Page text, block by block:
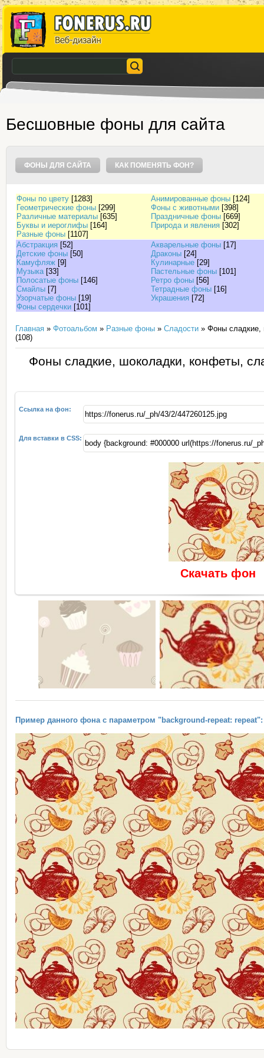
Бесшовные фоны для сайта
ФОНЫ ДЛЯ САЙТА КАК ПОМЕНЯТЬ ФОН?
Фоны по цвету [1283] Анимированные фоны [124]
Геометрические фоны [299] Фоны с животными [398]
Различные материалы [635] Праздничные фоны [669]
Буквы и иероглифы [164] Природа и явления [302]
Разные фоны [1107]
Абстракция [52] Акварельные фоны [17]
Детские фоны [50] Драконы [24]
Камуфляж [9] Кулинарные [29]
Музыка [33] Пастельные фоны [101]
Полосатые фоны [146] Ретро фоны [56]
Смайлы [7] Тетрадные фоны [16]
Узорчатые фоны [19] Украшения [72]
Фоны сердечки [101]
Главная » Фотоальбом » Разные фоны » Сладости » Фоны сладкие,
(108)
Фоны сладкие, шоколадки, конфеты,
Ссылка на фон:
Для вставки в CSS:
Скачать фон
Пример данного фона с параметром "background-repeat: repeat":